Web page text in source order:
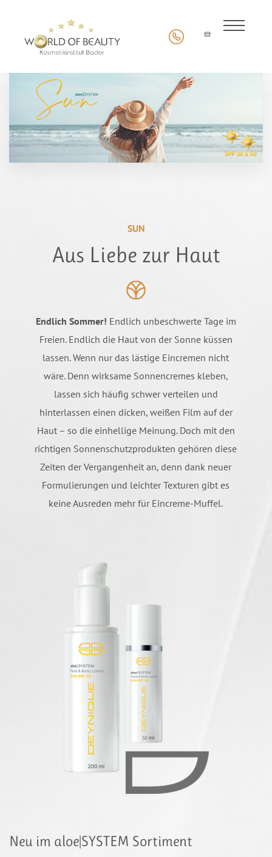
SUN
Aus Liebe zur Haut
Endlich Sommer! Endlich unbeschwerte Tage im
Freien. Endlich die Haut von der Sonne küssen
lassen. Wenn nur das lästige Eincremen nicht
wäre. Denn wirksame Sonnencremes kleben,
lassen sich häufig schwer verteilen und
hinterlassen einen dicken, weißen Film auf der
Haut – so die einhellige Meinung. Doch mit den
richtigen Sonnenschutzprodukten gehören diese
Zeiten der Vergangenheit an, denn dank neuer
Formulierungen und leichter Texturen gibt es
keine Ausreden mehr für Eincreme-Muffel.
Neu im aloe|SYSTEM Sortiment